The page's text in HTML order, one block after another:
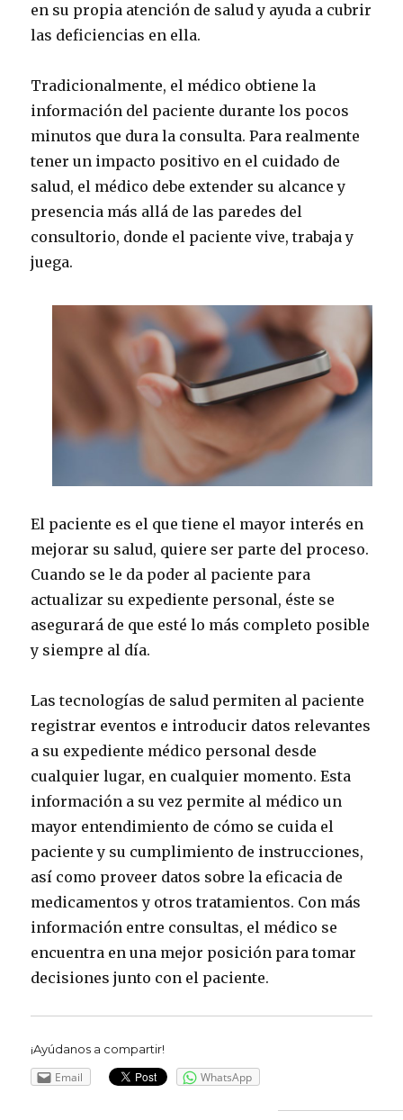
en su propia atención de salud y ayuda a cubrir
las deficiencias en ella.
Tradicionalmente, el médico obtiene la
información del paciente durante los pocos
minutos que dura la consulta. Para realmente
tener un impacto positivo en el cuidado de
salud, el médico debe extender su alcance y
presencia más allá de las paredes del
consultorio, donde el paciente vive, trabaja y
juega.
El paciente es el que tiene el mayor interés en
mejorar su salud, quiere ser parte del proceso.
Cuando se le da poder al paciente para
actualizar su expediente personal, éste se
asegurará de que esté lo más completo posible
y siempre al día.
Las tecnologías de salud permiten al paciente
registrar eventos e introducir datos relevantes
a su expediente médico personal desde
cualquier lugar, en cualquier momento. Esta
información a su vez permite al médico un
mayor entendimiento de cómo se cuida el
paciente y su cumplimiento de instrucciones,
así como proveer datos sobre la eficacia de
medicamentos y otros tratamientos. Con más
información entre consultas, el médico se
encuentra en una mejor posición para tomar
decisiones junto con el paciente.
¡Ayúdanos a compartir!
Email WhatsApp